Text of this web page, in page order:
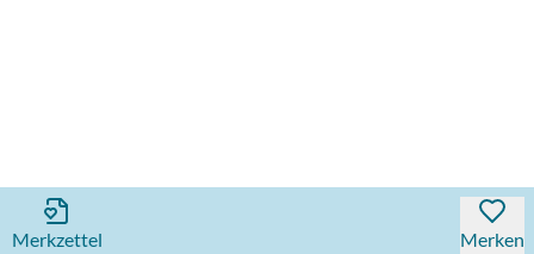
Merkzettel Merken